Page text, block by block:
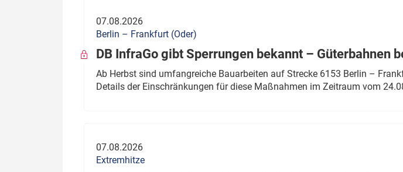
07.08.2026
Berlin – Frankfurt (Oder)
DB InfraGo gibt Sperrungen bekannt – Güterbahnen
Ab Herbst sind umfangreiche Bauarbeiten auf Strecke 6153 Berlin –
Details der Einschränkungen für diese Maßnahmen im Zeitraum vom
07.08.2026
Extremhitze